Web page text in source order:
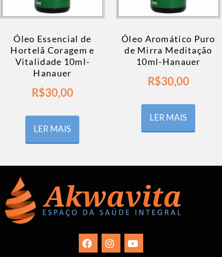
Óleo Essencial de
Hortelã Coragem e
Vitalidade 10ml-
Hanauer
R$30,00
LER MAIS
Óleo Aromático Puro
de Mirra Meditação
10ml-Hanauer
R$30,00
LER MAIS